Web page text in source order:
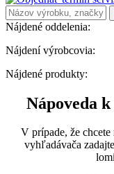
Nájdené oddelenia:
Nájdení výrobcovia:
Nájdené produkty:
Nápoveda
V prípade, že
vyhľadávača